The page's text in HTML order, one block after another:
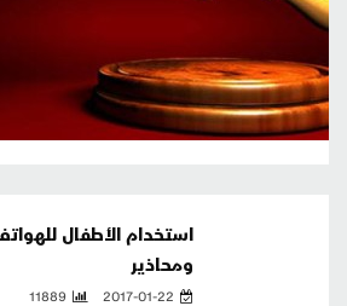
استخدام الأطفال
ومحاذير
2017-01-22
11889